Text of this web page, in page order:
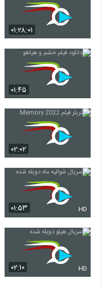
۰۱:۲۸:۰۱
۰۱:۴۵
۰۲:۰۲
۰۱:۵۳ HD
۰۲:۱۰ HD